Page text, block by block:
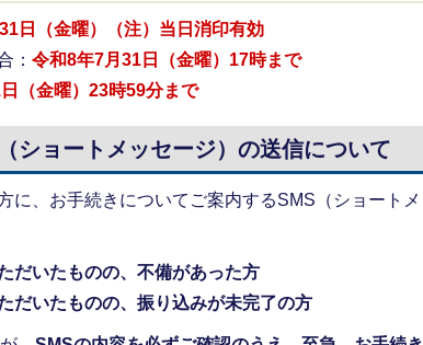
日（金曜）（注）当日消印有効
： 令和8年7月31日（金曜）17時まで
（金曜）23時59分まで
ショートメッセージ）の送信について
に、お手続きについてご案内するSMS（ショートメ
だいたものの、不備があった方
だいたものの、振り込みが未完了の方